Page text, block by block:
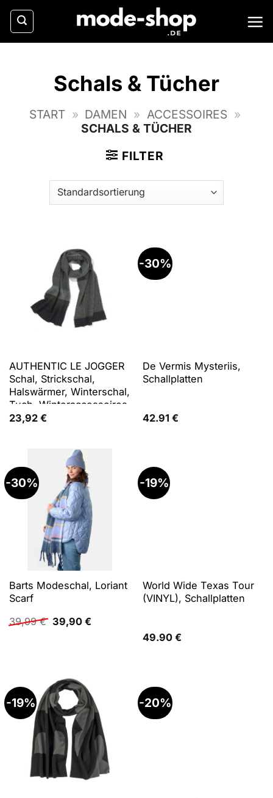
Zum
Inhalt
springen
Schals & Tücher
START » DAMEN » ACCESSOIRES »
SCHALS & TÜCHER
FILTER
AUTHENTIC LE JOGGER
Schal, Strickschal,
Halswärmer, Winterschal,
Tuch, Winteraccessoires
23,92 €
-30%
De Vermis Mysteriis,
Schallplatten
42.91 €
-30%
Barts Modeschal, Loriant
Scarf
39,99€ Ursprünglicher
Preis
39,90 €Aktueller
-19%
World Wide Texas Tour
(VINYL), Schallplatten
49.90 €
-19% -20%